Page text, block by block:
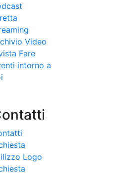
Video
Fare
intorno a
Logo